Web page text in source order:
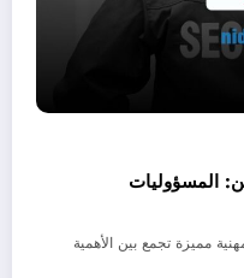
المسؤوليات
مميزة تجمع بين الأهمية